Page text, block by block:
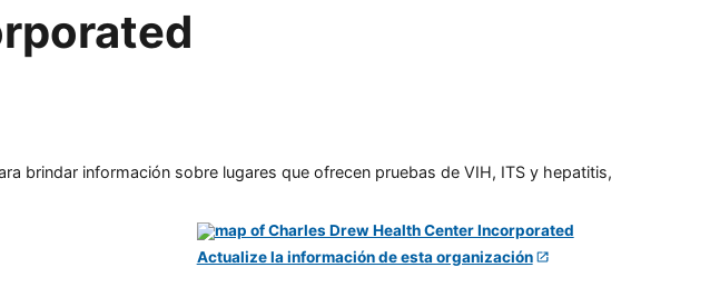
brindar información sobre lugares que ofrecen pruebas de VIH, ITS y hepatitis,
Actualize la información de esta organización